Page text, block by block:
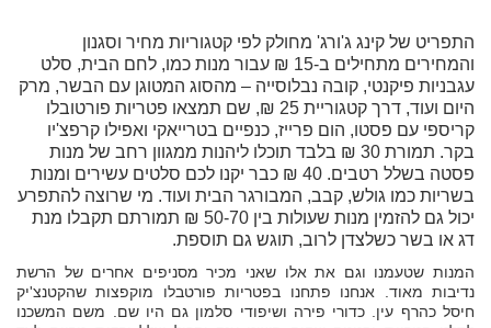
התפריט של קינג ג'ורג' מחולק לפי קטגוריות מחיר וסגנון
והמחירים מתחילים ב-15 ₪ עבור מנות כמו, לחם הבית, סלט
עגבניות פיקנטי, קובה נבלוסייה – מהסוג המטוגן עם הבשר, מרק
היום ועוד, דרך קטגוריית 25 ₪, שם תמצאו פטריות פורטובלו
קריספי עם פסטו, הום פרייז, כנפיים בטרייאקי ואפילו קרפצ'יו
בקר. תמורת 30 ₪ בלבד תוכלו ליהנות ממגוון רחב של מנות
פסטה בשלל רטבים. 40 ₪ כבר יקנו לכם סלטים עשירים ומנות
בשריות כמו גולש, קבב, המבורגר הבית ועוד. מי שרוצה להתפרע
יכול גם להזמין מנות שעולות בין 50-70 ₪ תמורתם תקבלו מנת
דג או בשר כשלצדן לרוב, תוגש גם תוספת.
המנות שטעמנו וגם את אלו שאני מכיר מסניפים אחרים של הרשת
נדיבות מאוד. אנחנו פתחנו בפטריות פורטבלו מוקפצות שהקטנצ'יק
חיסל כהרף עין. כדורי פירה ושיפודי סלמון גם היו שם. משם המשכנו